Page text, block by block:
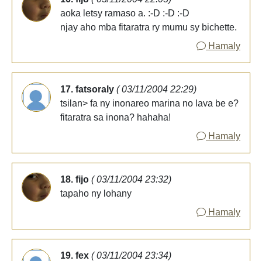
aoka letsy ramaso a. :-D :-D :-D
njay aho mba fitaratra ry mumu sy bichette.
Hamaly
17. fatsoraly ( 03/11/2004 22:29)
tsilan> fa ny inonareo marina no lava be e?
fitaratra sa inona? hahaha!
Hamaly
18. fijo ( 03/11/2004 23:32)
tapaho ny lohany
Hamaly
19. fex ( 03/11/2004 23:34)